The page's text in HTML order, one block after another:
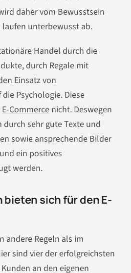
daher vom Bewusstsein
unterbewusst ab.
Handel durch die
durch Regale mit
Einsatz von
Psychologie. Diese
E-Commerce nicht. Deswegen
sehr gute Texte und
sowie ansprechende Bilder
ein positives
werden.
bieten sich für den E-
andere Regeln als im
sind vier der erfolgreichsten
an den eigenen